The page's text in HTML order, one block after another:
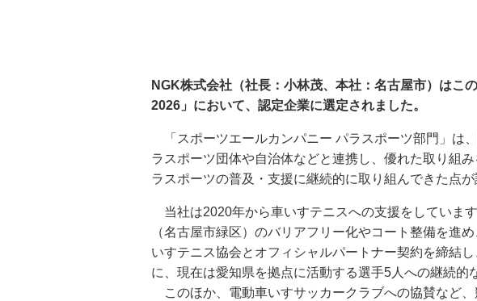
NGK株式会社（社長：小林茂、本社：名古屋市）はこ
2026」において、認定企業に選定されました。
「スポーツエールカンパニー パラスポーツ部門」は
ラスポーツ団体や自治体などと連携し、優れた取り組
ラスポーツの普及・支援に継続的に取り組んできた点
当社は2020年から車いすテニスへの支援をしていま
（名古屋市緑区）のバリアフリー化やコート整備を進
いすテニス協会とオフィシャルパートナー契約を締結
に、現在は愛知県を拠点に活動する選手5人への継続的
このほか、電動車いすサッカークラブへの協賛など